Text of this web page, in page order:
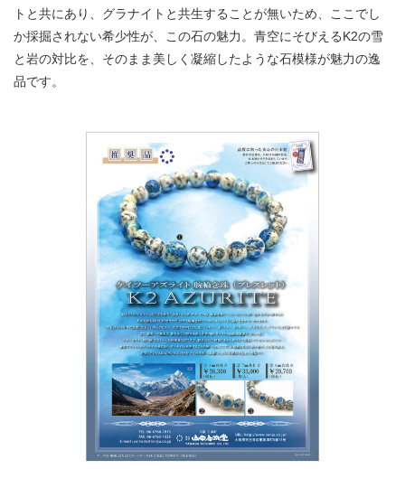
トと共にあり、グラナイトと共生することが無いため、ここでし
か採掘されない希少性が、この石の魅力。青空にそびえるK2の雪
と岩の対比を、そのまま美しく凝縮したような石模様が魅力の逸
品です。